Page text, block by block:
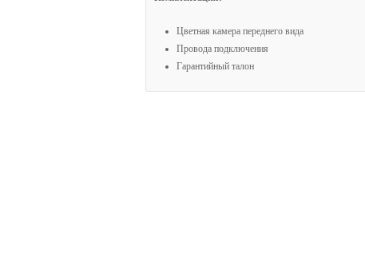
Цветная камера переднего вида
Провода подключения
Гарантийный талон